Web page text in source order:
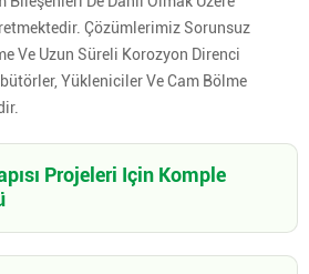
Çözümlerimiz Sorunsuz
Ve Uzun Süreli Korozyon Direnci
Yükleniciler Ve Cam Bölme
Projeleri Için Komple